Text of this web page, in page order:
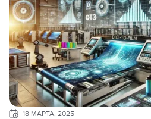
18 МАРТА, 2025